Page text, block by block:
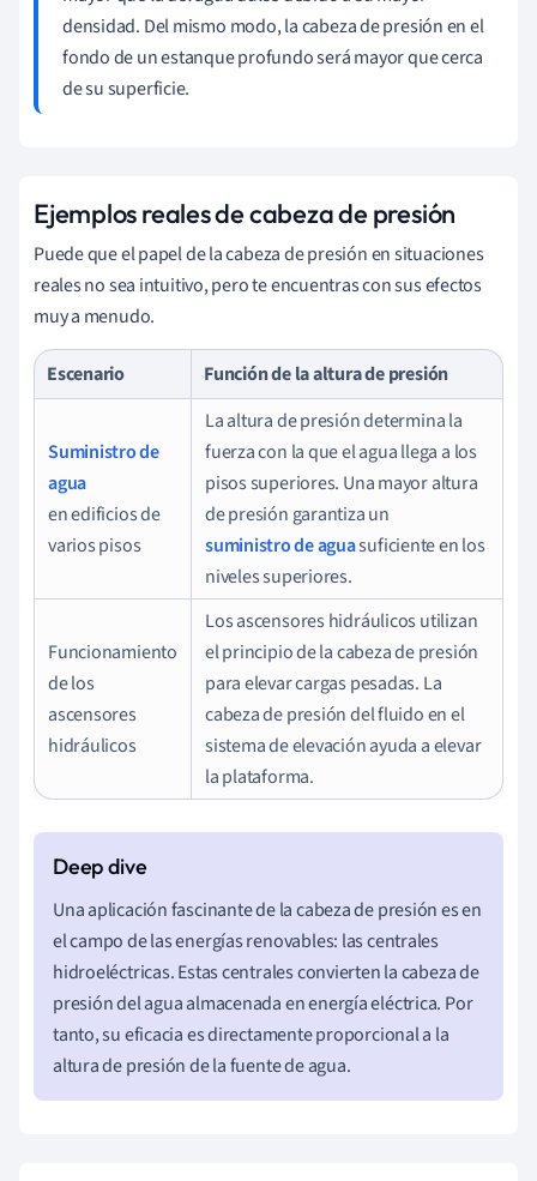
densidad. Del mismo modo, la cabeza de presión en el
fondo de un estanque profundo será mayor que cerca
de su superficie.
Ejemplos reales de cabeza de presión
Puede que el papel de la cabeza de presión en situaciones
reales no sea intuitivo, pero te encuentras con sus efectos
muy a menudo.
Escenario Función de la altura de presión
Suministro de
agua
en edificios de
varios pisos
La altura de presión determina la
fuerza con la que el agua llega a los
pisos superiores. Una mayor altura
de presión garantiza un
suministro de aguasuficiente en los
niveles superiores.
Funcionamiento
de los
ascensores
hidráulicos
Los ascensores hidráulicos utilizan
el principio de la cabeza de presión
para elevar cargas pesadas. La
cabeza de presión del fluido en el
sistema de elevación ayuda a elevar
la plataforma.
Una aplicación fascinante de la cabeza de presión es en
el campo de las energías renovables: las centrales
hidroeléctricas. Estas centrales convierten la cabeza de
presión del agua almacenada en energía eléctrica. Por
tanto, su eficacia es directamente proporcional a la
altura de presión de la fuente de agua.